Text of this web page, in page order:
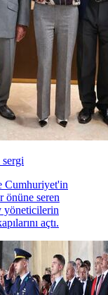
sergi
Cumhuriyet'in
önüne seren
yöneticilerin
açtı.